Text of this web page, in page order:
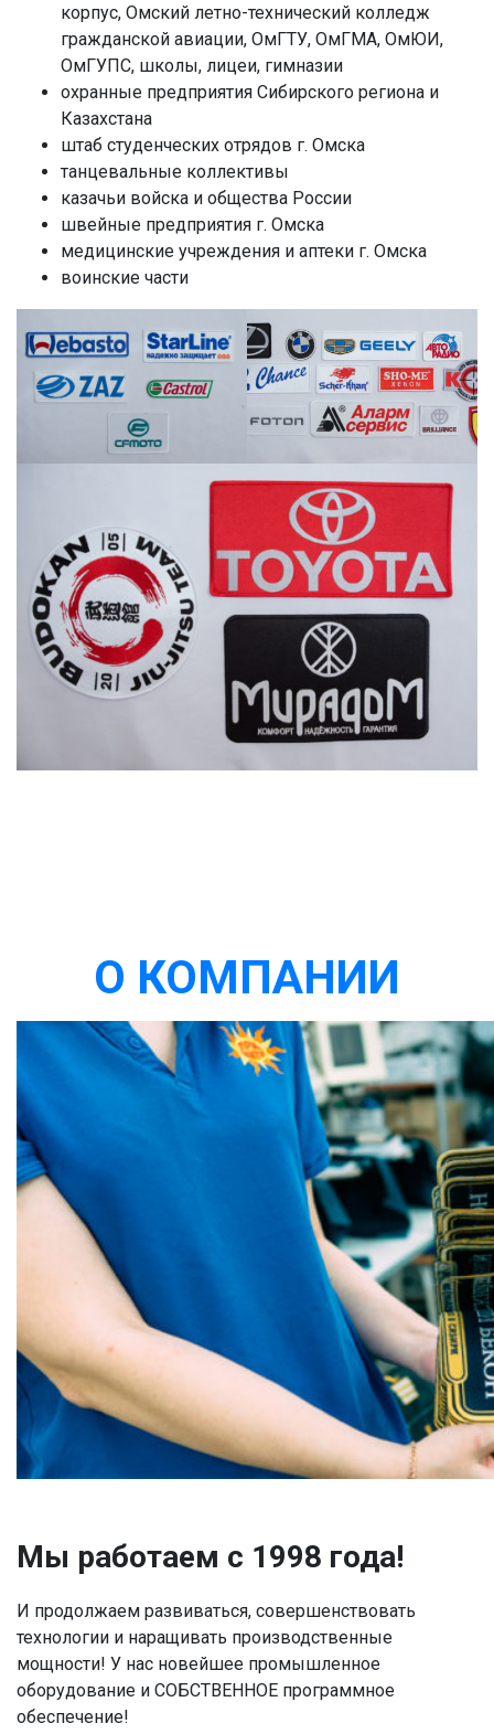
корпус, Омский летно-технический колледж
гражданской авиации, ОмГТУ, ОмГМА, ОмЮИ,
ОмГУПС, школы, лицеи, гимназии
охранные предприятия Сибирского региона и
Казахстана
штаб студенческих отрядов г. Омска
танцевальные коллективы
казачьи войска и общества России
швейные предприятия г. Омска
медицинские учреждения и аптеки г. Омска
воинские части
О КОМПАНИИ
Мы работаем с 1998 года!
И продолжаем развиваться, совершенствовать
технологии и наращивать производственные
мощности! У нас новейшее промышленное
оборудование и СОБСТВЕННОЕ программное
обеспечение!